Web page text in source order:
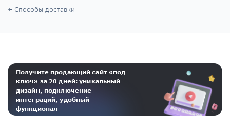
Способы доставки
Получите продающий сайт «под
ключ» за 20 дней: уникальный
дизайн, подключение
интеграций, удобный
функционал